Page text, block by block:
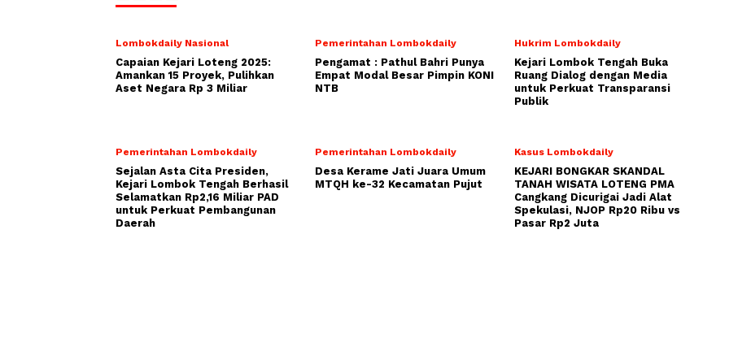
Lombokdaily Nasional
Capaian Kejari Loteng 2025:
Amankan 15 Proyek, Pulihkan
Aset Negara Rp 3 Miliar
Pemerintahan Lombokdaily
Pengamat : Pathul Bahri Punya
Empat Modal Besar Pimpin KONI
NTB
Hukrim Lombokdaily
Kejari Lombok Tengah Buka
Ruang Dialog dengan Media
untuk Perkuat Transparansi
Publik
Pemerintahan Lombokdaily
Sejalan Asta Cita Presiden,
Kejari Lombok Tengah Berhasil
Selamatkan Rp2,16 Miliar PAD
untuk Perkuat Pembangunan
Daerah
Pemerintahan Lombokdaily
Desa Kerame Jati Juara Umum
MTQH ke-32 Kecamatan Pujut
Kasus Lombokdaily
KEJARI BONGKAR SKANDAL
TANAH WISATA LOTENG PMA
Cangkang Dicurigai Jadi Alat
Spekulasi, NJOP Rp20 Ribu vs
Pasar Rp2 Juta